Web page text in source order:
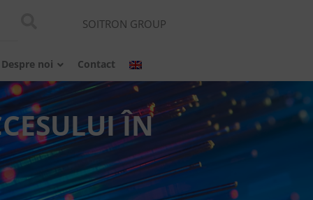
SOITRON GROUP
Despre noi Contact
ÎN